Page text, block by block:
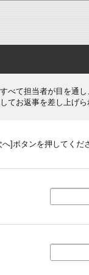
べて担当者が目を通
てお返事を差し上げ
]ボタンを押してくだ